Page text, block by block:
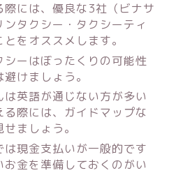
際には、優良な3社（ビナサ
タクシー・タクシーティ
をオススメします。
ーはぼったくりの可能性
けましょう。
は英語が通じない方が多い
際には、ガイドマップな
ましょう。
は現金支払いが一般的です
金を準備しておくのがい